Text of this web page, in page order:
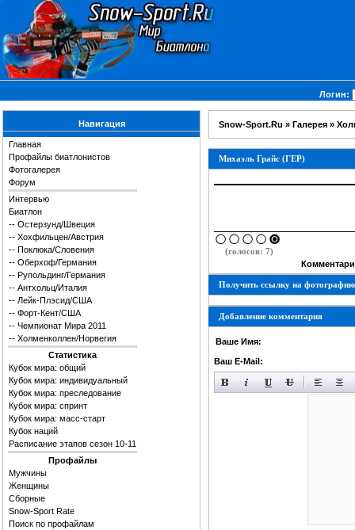
Логин:
Навигация
Главная
Профайлы биатлонистов
Фотогалерея
Форум
Интервью
Биатлон
-- Остерзунд/Швеция
-- Хохфильцен/Австрия
-- Поклюка/Словения
-- Оберхоф/Германия
-- Рупольдинг/Германия
-- Антхольц/Италия
-- Лейк-Плэсид/США
-- Форт-Кент/США
-- Чемпионат Мира 2011
-- Холменколлен/Норвегия
Статистика
Кубок мира: общий
Кубок мира: индивидуальный
Кубок мира: преследование
Кубок мира: спринт
Кубок мира: масс-старт
Кубок наций
Расписание этапов сезон 10-11
Профайлы
Мужчины
Женщины
Сборные
Snow-Sport Rate
Поиск по профайлам
Snow-Sport.Ru » Галерея »
Михаэль Грайс (ГЕР)
(голосов: 7)
Получить ссылку на фотографию
Добавление комментария
Ваше Имя:
Ваш E-Mail: